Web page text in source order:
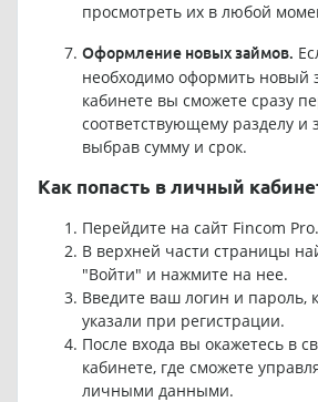
просмотреть их в любой
Оформление новых займов.
необходимо оформить новый
кабинете вы сможете сразу
соответствующему разделу и
выбрав сумму и срок.
Как попасть в личный
Перейдите на сайт Fincom Pro.
В верхней части страницы
"Войти" и нажмите на нее.
Введите ваш логин и пароль,
указали при регистрации.
После входа вы окажетесь в
кабинете, где сможете
личными данными.